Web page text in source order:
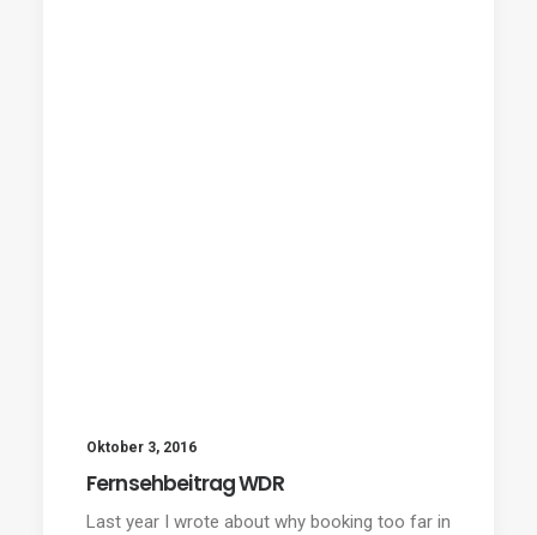
Oktober 3, 2016
Fernsehbeitrag WDR
Last year I wrote about why booking too far in